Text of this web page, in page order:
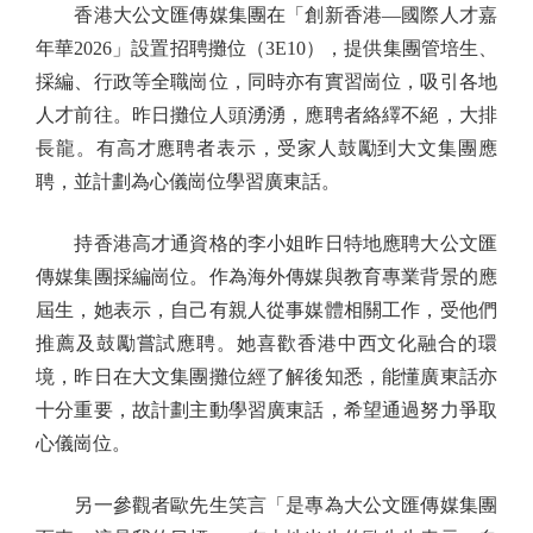
香港大公文匯傳媒集團在「創新香港—國際人才嘉
年華2026」設置招聘攤位（3E10），提供集團管培生、
採編、行政等全職崗位，同時亦有實習崗位，吸引各地
人才前往。昨日攤位人頭湧湧，應聘者絡繹不絕，大排
長龍。有高才應聘者表示，受家人鼓勵到大文集團應
聘，並計劃為心儀崗位學習廣東話。
持香港高才通資格的李小姐昨日特地應聘大公文匯
傳媒集團採編崗位。作為海外傳媒與教育專業背景的應
屆生，她表示，自己有親人從事媒體相關工作，受他們
推薦及鼓勵嘗試應聘。她喜歡香港中西文化融合的環
境，昨日在大文集團攤位經了解後知悉，能懂廣東話亦
十分重要，故計劃主動學習廣東話，希望通過努力爭取
心儀崗位。
另一參觀者歐先生笑言「是專為大公文匯傳媒集團